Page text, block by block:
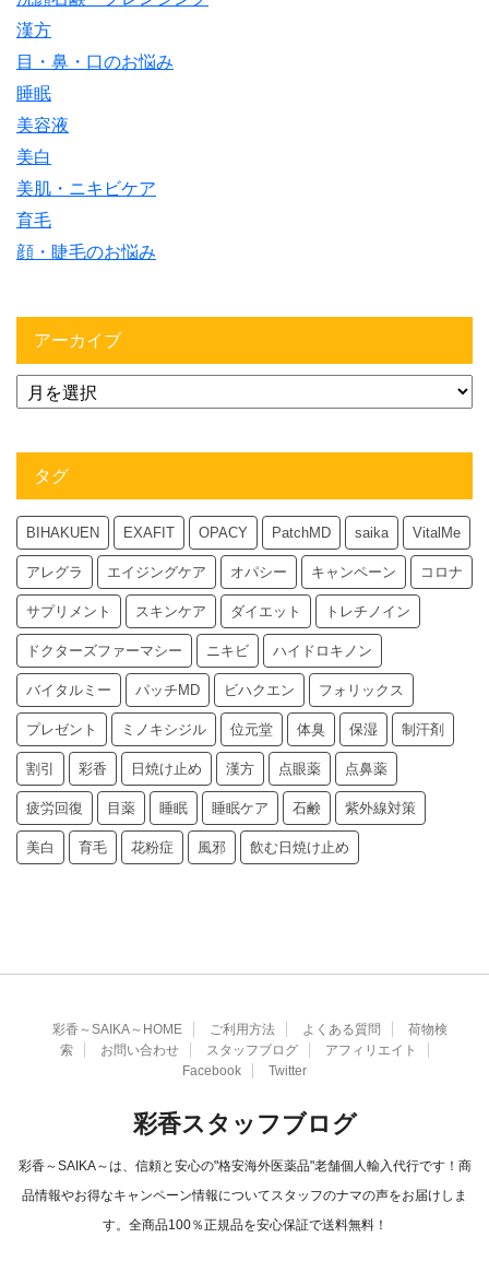
漢方
目・鼻・口のお悩み
睡眠
美容液
美白
美肌・ニキビケア
育毛
顔・睫毛のお悩み
アーカイブ
タグ
BIHAKUEN EXAFIT OPACY PatchMD saika VitalMe
アレグラ エイジングケア オパシー キャンペーン コロナ
サプリメント スキンケア ダイエット トレチノイン
ドクターズファーマシー ニキビ ハイドロキノン
バイタルミー パッチMD ビハクエン フォリックス
プレゼント ミノキシジル 位元堂 体臭 保湿 制汗剤
割引 彩香 日焼け止め 漢方 点眼薬 点鼻薬
疲労回復 目薬 睡眠 睡眠ケア 石鹸 紫外線対策
美白 育毛 花粉症 風邪 飲む日焼け止め
彩香～SAIKA～HOME ご利用方法 よくある質問
荷物検
索
お問い合わせ スタッフブログ
アフィリエイト
Facebook
Twitter
彩香スタッフブログ
彩香～SAIKA～は、信頼と安心の"格安海外医薬品"老舗個人輸入代行です！商
品情報やお得なキャンペーン情報についてスタッフのナマの声をお届けしま
す。全商品100％正規品を安心保証で送料無料！